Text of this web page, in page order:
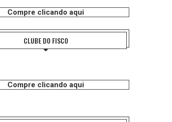
Compre clicando aqui
CLUBE DO FISCO
Compre clicando aqui